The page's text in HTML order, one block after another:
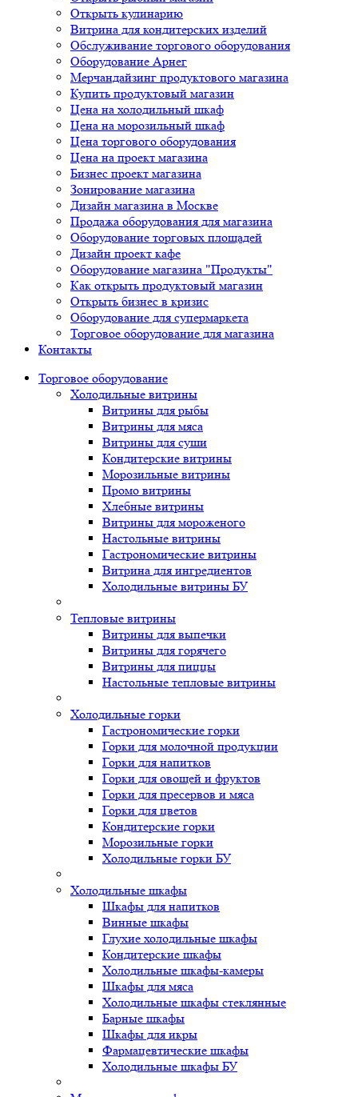
Открыть кулинарию
Витрина для кондитерских изделий
Обслуживание торгового оборудования
Оборудование Арнег
Мерчандайзинг продуктового магазина
Купить продуктовый магазин
Цена на холодильный шкаф
Цена на морозильный шкаф
Цена торгового оборудования
Цена на проект магазина
Бизнес проект магазина
Зонирование магазина
Дизайн магазина в Москве
Продажа оборудования для магазина
Оборудование торговых площадей
Дизайн проект кафе
Оборудование магазина "Продукты"
Как открыть продуктовый магазин
Открыть бизнес в кризис
Оборудование для супермаркета
Торговое оборудование для магазина
Контакты
Торговое оборудованиe
Холодильные витрины
Витрины для рыбы
Витрины для мяса
Витрины для суши
Кондитерские витрины
Морозильные витрины
Промо витрины
Хлебные витрины
Витрины для мороженого
Настольные витрины
Гастрономические витрины
Витрина для ингредиентов
Холодильные витрины БУ
Тепловые витрины
Витрины для выпечки
Витрины для горячего
Витрины для пиццы
Настольные тепловые витрины
Холодильные горки
Гастрономические горки
Горки для молочной продукции
Горки для напитков
Горки для овощей и фруктов
Горки для пресервов и мяса
Горки для цветов
Кондитерские горки
Морозильные горки
Холодильные горки БУ
Холодильные шкафы
Шкафы для напитков
Винные шкафы
Глухие холодильные шкафы
Кондитерские шкафы
Холодильные шкафы-камеры
Шкафы для мяса
Холодильные шкафы стеклянные
Барные шкафы
Шкафы для икры
Фармацевтические шкафы
Холодильные шкафы БУ